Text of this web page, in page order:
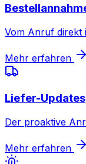
Vom Anruf direkt
Mehr erfahren
Liefer-Updates
Der proaktive
Mehr erfahren